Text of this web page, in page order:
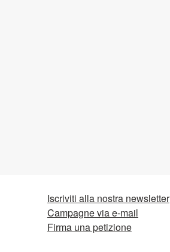
Iscriviti alla nostra newsletter
Campagne via e-mail
Firma una petizione